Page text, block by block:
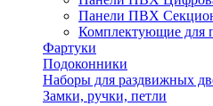
Панели ПВХ
Комплектующие для
Фартуки
Подоконники
Наборы для раздвижных
Замки, ручки, петли